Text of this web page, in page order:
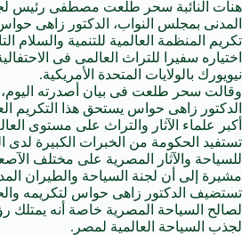
هنأت النائبة سحر طلعت مصطفى رئيس
المدنى بمجلس النواب، الدكتور زاهى
تكريم المنظمة العالمية للتنمية والسلام
اختياره سفيرا للتراث العالمى فى
نيويورك بالولايات المتحدة الأمريكية.
وقالت سحر طلعت فى بيان أصدرته
الدكتور زاهى حواس يستحق هذا التكريم
أكبر علماء الآثار والتراث على مستوى
تستفيد الحكومة من الخبرات الكبيرة لدى
للسياحة والآثار المصرية على مختلف
مشيرة إلى أن لجنة السياحة والطيران
تستضيف الدكتور زاهى حواس لتكريمه
لصالح السياحة المصرية خاصة أنه يمتلك
لجذب السياحة العالمية لمصر.